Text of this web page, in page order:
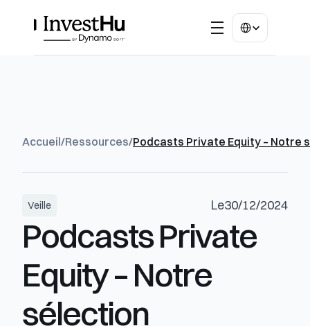
Select Language
Accueil/Ressources/Podcasts Private Equity – Notre
Veille Le30/12/2024
Podcasts Private
Equity – Notre
sélection